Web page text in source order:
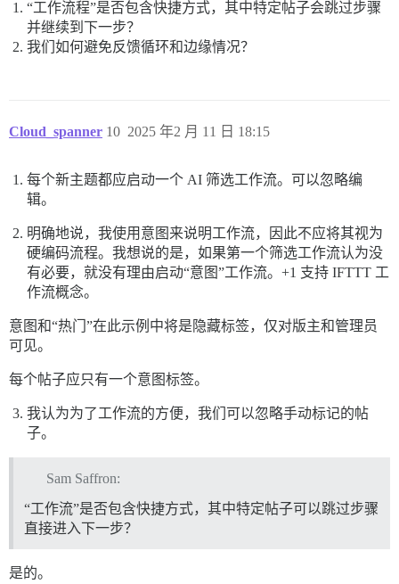
“工作流程”是否包含快捷方式，其中特定帖子会跳过步骤
并继续到下一步？
我们如何避免反馈循环和边缘情况？
Cloud_spanner 2025 年2 月 11 日 18:15
10
每个新主题都应启动一个 AI 筛选工作流。可以忽略编
辑。
明确地说，我使用意图来说明工作流，因此不应将其视为
硬编码流程。我想说的是，如果第一个筛选工作流认为没
有必要，就没有理由启动“意图”工作流。+1 支持 IFTTT 工
作流概念。
意图和“热门”在此示例中将是隐藏标签，仅对版主和管理员
可见。
每个帖子应只有一个意图标签。
我认为为了工作流的方便，我们可以忽略手动标记的帖
子。
Sam Saffron:
“工作流”是否包含快捷方式，其中特定帖子可以跳过步骤
直接进入下一步？
是的。